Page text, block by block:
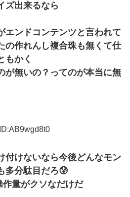
ズ出来るなら
エンドコンテンツと言われて
の作れんし複合珠も無くて仕
もかく
が無いの？ってのが本当に無
ID:AB9wgd8t0
付けないなら今後どんなモン
多分駄目だろ😰
量がクソなだけだ